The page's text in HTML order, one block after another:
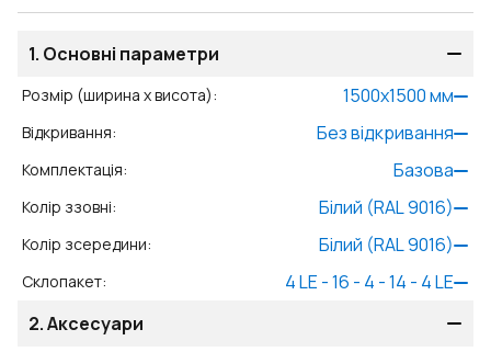
1. Основні параметри
Розмір (ширина x висота): 1500x1500мм
Відкривання: Без відкривання
Комплектація: Базова
Колір ззовні: Білий (RAL 9016)
Колір зсередини: Білий (RAL 9016)
Склопакет:
4 LE - 16 - 4 - 14 - 4 LE
2.Аксесуари